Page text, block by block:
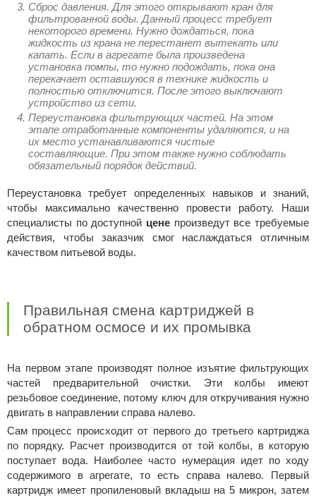
Сброс давления. Для этого открывают кран для
фильтрованной воды. Данный процесс требует
некоторого времени. Нужно дождаться, пока
жидкость из крана не перестанет вытекать или
капать. Если в агрегате была произведена
установка помпы, то нужно подождать, пока она
перекачает оставшуюся в технике жидкость и
полностью отключится. После этого выключают
устройство из сети.
Переустановка фильтрующих частей. На этом
этапе отработанные компоненты удаляются, и на
их место устанавливаются чистые
составляющие. При этом также нужно соблюдать
обязательный порядок действий.
Переустановка требует определенных навыков и знаний,
чтобы максимально качественно провести работу. Наши
специалисты по доступной цене произведут все требуемые
действия, чтобы заказчик смог наслаждаться отличным
качеством питьевой воды.
Правильная смена картриджей в
обратном осмосе и их промывка
На первом этапе производят полное изъятие фильтрующих
частей предварительной очистки. Эти колбы имеют
резьбовое соединение, потому ключ для откручивания нужно
двигать в направлении справа налево.
Сам процесс происходит от первого до третьего картриджа
по порядку. Расчет производится от той колбы, в которую
поступает вода. Наиболее часто нумерация идет по ходу
содержимого в агрегате, то есть справа налево. Первый
картридж имеет пропиленовый вкладыш на 5 микрон, затем